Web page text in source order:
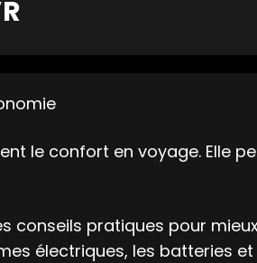
le confort en voyage. Elle
conseils pratiques pour
électriques, les batteries